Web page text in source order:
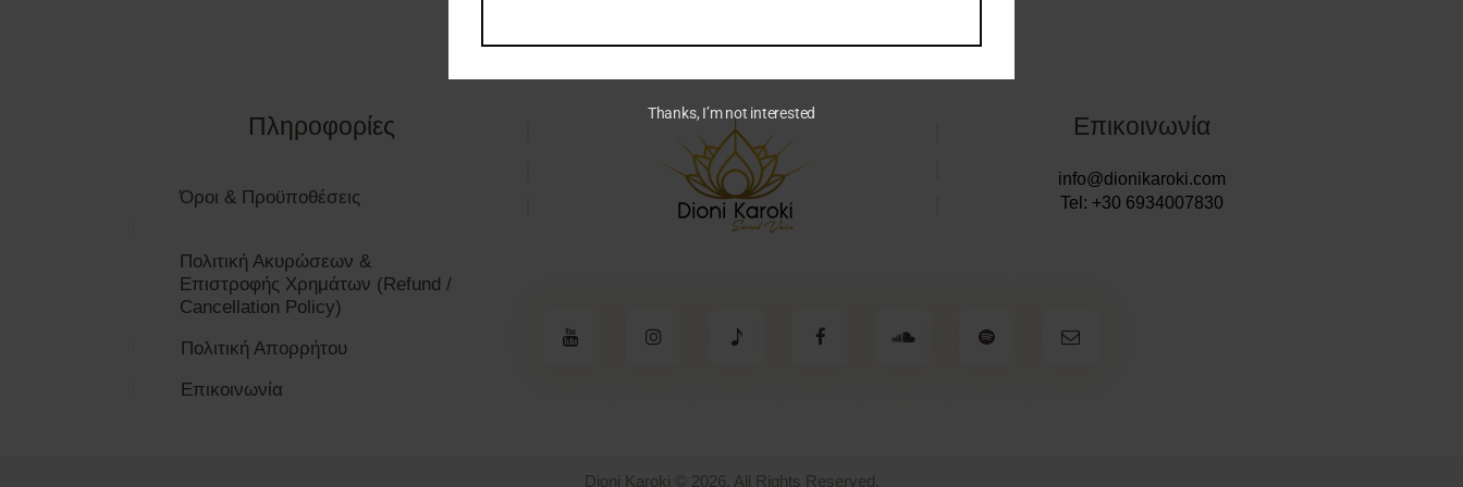
Πληροφορίες
Όροι & Προϋποθέσεις
Πολιτική Ακυρώσεων &
Επιστροφής Χρημάτων (Refund /
Cancellation Policy)
Πολιτική Απορρήτου
Επικοινωνία
Επικοινωνία
info@dionikaroki.com
Tel: +30 6934007830
Dioni Karoki © 2026. All Rights Reserved.
Thanks, I’m not interested